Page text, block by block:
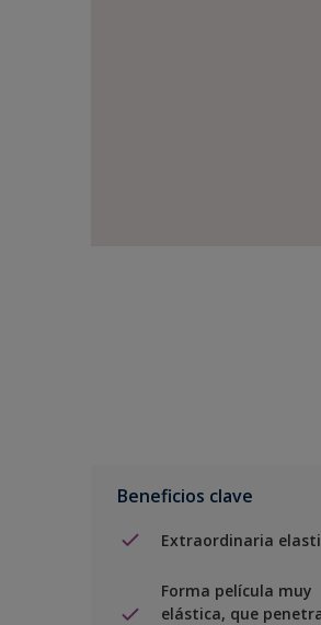
Beneficios clave
Extraordinaria
Forma película muy
elástica, que